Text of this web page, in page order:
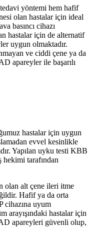
yöntemi hem hafif
olan hastalar için ideal
basıncı cihazı
hastalar için de alternatif
uygun olmaktadır.
ve ciddi çene ya da
apareyler ile başarılı
hastalar için uygun
evvel kesinlikle
Yapılan uyku testi KBB
hekimi tarafından
olan alt çene ileri itme
Hafif ya da orta
cihazına uyum
arayışındaki hastalar için
apareyleri güvenli olup,